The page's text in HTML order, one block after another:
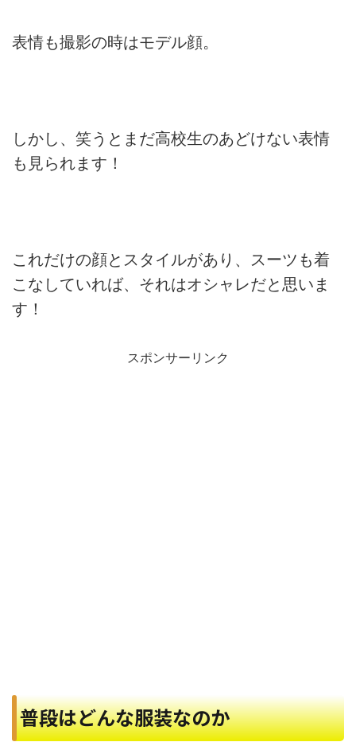
表情も撮影の時はモデル顔。
しかし、笑うとまだ高校生のあどけない表情
も見られます！
これだけの顔とスタイルがあり、スーツも着
こなしていれば、それはオシャレだと思いま
す！
スポンサーリンク
普段はどんな服装なのか